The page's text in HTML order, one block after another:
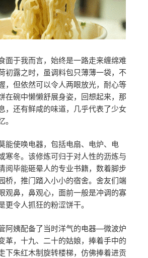
面于我而言，始终是一路走来缠绵难
初露之时，虽调料包只薄薄一袋，不
，但依然可以令人两眼放光，耐心等
在碗中懒懒舒展身姿，回想起来，那
，还有鲜咸的味道，几乎代表了少女
能使唤电器，包括电扇、电炉、电
冬。该修炼可归于对人性的沥炼与
阅毕能砸晕人的专业书籍，数着脚步
桥，推门踏入小小的宿舍。舍友们端
观鼻，鼻观心，面前一般是冲调的寡
更令人抓狂的粉涩饼干。
阿姨配备了当时洋气的电器—微波炉
革，十九、二十的姑娘，捧着手中的
下朱红木制旋转楼梯，仿佛捧着进贡